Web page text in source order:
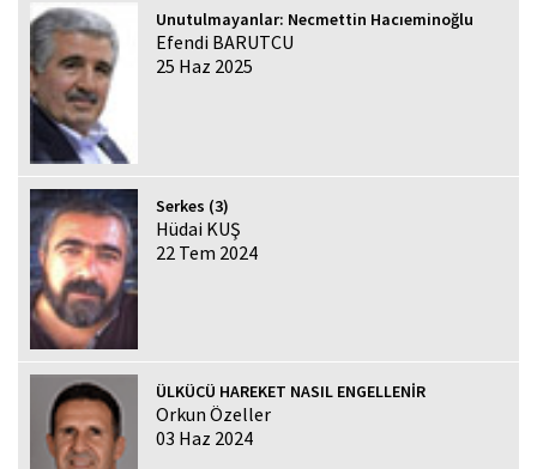
Unutulmayanlar: Necmettin Hacıeminoğlu
Efendi BARUTCU
25 Haz 2025
Serkes (3)
Hüdai KUŞ
22 Tem 2024
ÜLKÜCÜ HAREKET NASIL ENGELLENİR
Orkun Özeller
03 Haz 2024